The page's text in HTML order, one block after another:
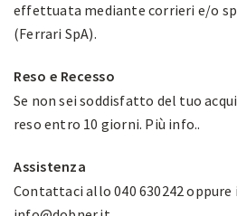
effettuata mediante corrieri e/o
(Ferrari SpA).
Reso e Recesso
Se non sei soddisfatto del tuo
reso entro 10 giorni. Più info..
Assistenza
Contattaci allo 040 630242 oppure